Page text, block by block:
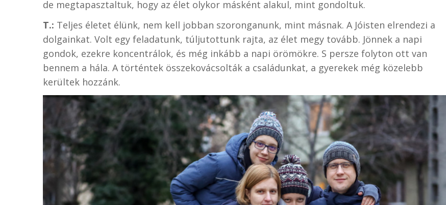
de megtapasztaltuk, hogy az élet olykor másként alakul, mint gondoltuk.
T.: Teljes életet élünk, nem kell jobban szoronganunk, mint másnak. A Jóisten elrendezi a
dolgainkat. Volt egy feladatunk, túljutottunk rajta, az élet megy tovább. Jönnek a napi
gondok, ezekre koncentrálok, és még inkább a napi örömökre. S persze folyton ott van
bennem a hála. A történtek összekovácsolták a családunkat, a gyerekek még közelebb
kerültek hozzánk.